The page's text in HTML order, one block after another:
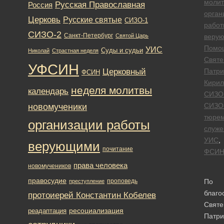
УИС
ФСИН
По
Россия Русская Православная
Церковь Русские святые СИЗО-1
СИЗО-2 Санкт-Петербург Святой Царь
Николай Страстная неделя Суды и судьи УИС
УФСИН ФСИН Церковный
календарь неделя молитвы
новомученики
организации работы
верующими почитание
новомучеников права человека
правосудие преступление проповедь
протоиерей Константин Кобелев
реадаптация ресоциализация